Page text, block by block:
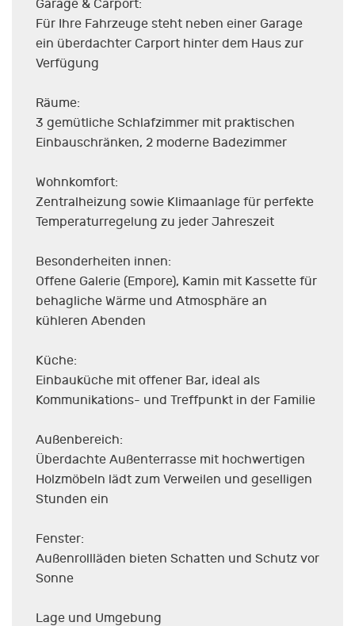
Garage & Carport:
Für Ihre Fahrzeuge steht neben einer Garage
ein überdachter Carport hinter dem Haus zur
Verfügung
Räume:
3 gemütliche Schlafzimmer mit praktischen
Einbauschränken, 2 moderne Badezimmer
Wohnkomfort:
Zentralheizung sowie Klimaanlage für perfekte
Temperaturregelung zu jeder Jahreszeit
Besonderheiten innen:
Offene Galerie (Empore), Kamin mit Kassette für
behagliche Wärme und Atmosphäre an
kühleren Abenden
Küche:
Einbauküche mit offener Bar, ideal als
Kommunikations- und Treffpunkt in der Familie
Außenbereich:
Überdachte Außenterrasse mit hochwertigen
Holzmöbeln lädt zum Verweilen und geselligen
Stunden ein
Fenster:
Außenrollläden bieten Schatten und Schutz vor
Sonne
Lage und Umgebung